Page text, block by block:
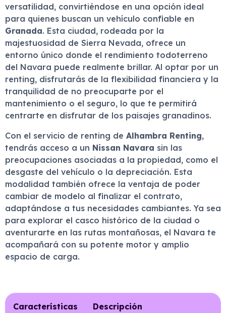
versatilidad, convirtiéndose en una opción ideal
para quienes buscan un vehículo confiable en
Granada. Esta ciudad, rodeada por la
majestuosidad de Sierra Nevada, ofrece un
entorno único donde el rendimiento todoterreno
del Navara puede realmente brillar. Al optar por un
renting, disfrutarás de la flexibilidad financiera y la
tranquilidad de no preocuparte por el
mantenimiento o el seguro, lo que te permitirá
centrarte en disfrutar de los paisajes granadinos.
Con el servicio de renting de Alhambra Renting,
tendrás acceso a un Nissan Navara sin las
preocupaciones asociadas a la propiedad, como el
desgaste del vehículo o la depreciación. Esta
modalidad también ofrece la ventaja de poder
cambiar de modelo al finalizar el contrato,
adaptándose a tus necesidades cambiantes. Ya sea
para explorar el casco histórico de la ciudad o
aventurarte en las rutas montañosas, el Navara te
acompañará con su potente motor y amplio
espacio de carga.
Características Descripción